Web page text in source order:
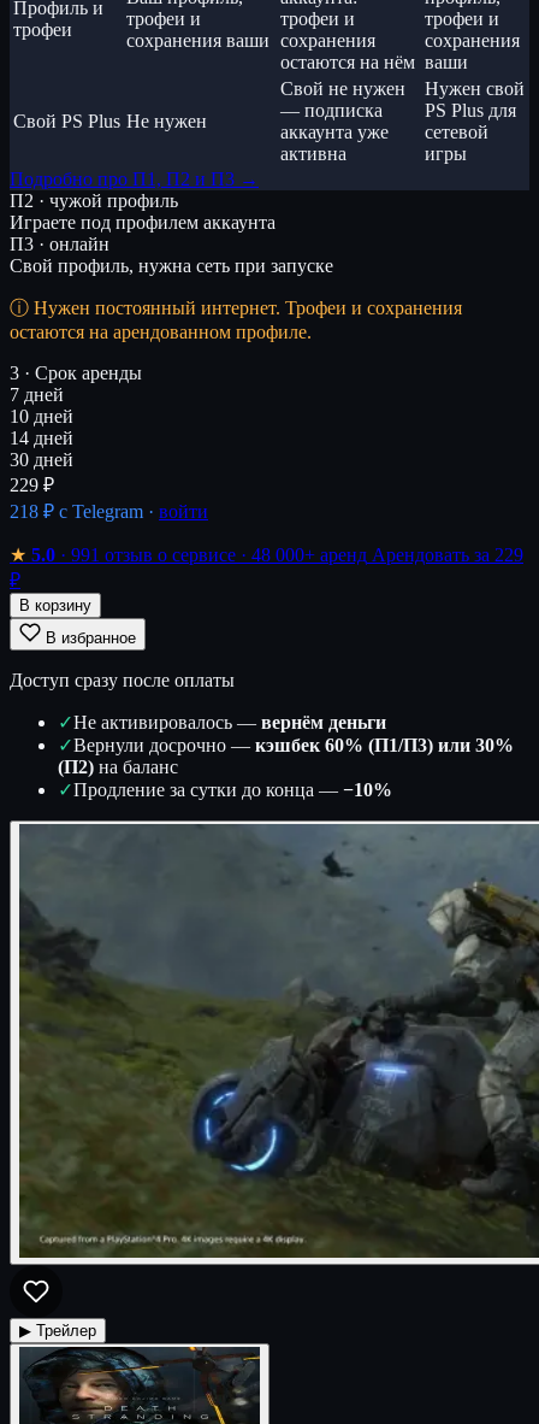
Профиль и
трофеи
трофеи и
сохранения ваши
трофеи и
сохранения
остаются на нём
трофеи и
сохранения
ваши
Свой PS Plus Не нужен
Свой не нужен
— подписка
аккаунта уже
активна
Нужен свой
PS Plus для
сетевой
игры
Подробно про П1, П2 и П3 →
П2 · чужой профиль
Играете под профилем аккаунта
П3 · онлайн
Свой профиль, нужна сеть при запуске
Нужен постоянный интернет. Трофеи и сохранения
остаются на арендованном профиле.
3 · Срок аренды
7 дней
10 дней
14 дней
30 дней
229 ₽
218 ₽ с Telegram · войти
★ 5.0 · 991 отзыв о сервисе · 48 000+ аренд Арендовать за 229
₽
В корзину
В избранное
Доступ сразу после оплаты
✓Не активировалось — вернём деньги
✓Вернули досрочно — кэшбек 60% (П1/П3) или 30%
(П2) на баланс
✓Продление за сутки до конца — −10%
▶ Трейлер